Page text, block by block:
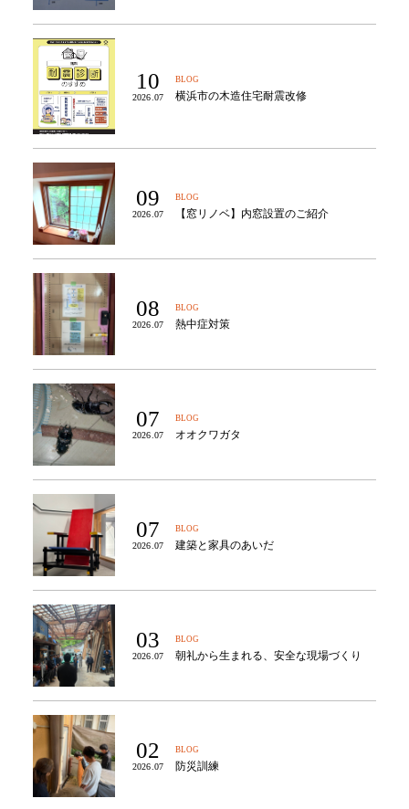
10
2026.07
BLOG
横浜市の木造住宅耐震改修
09
2026.07
BLOG
【窓リノベ】内窓設置のご紹介
08
2026.07
BLOG
熱中症対策
07
2026.07
BLOG
オオクワガタ
07
2026.07
BLOG
建築と家具のあいだ
03
2026.07
BLOG
朝礼から生まれる、安全な現場づくり
02
2026.07
BLOG
防災訓練